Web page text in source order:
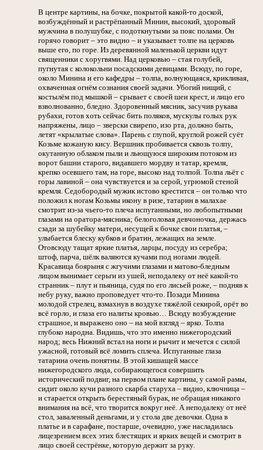
В центре картины, на бочке, покрытой какой-то доской,
возбуждённый и растрёпанный Минин, высокий, здоровый
мужчина в полушубке, с подоткнутыми за пояс полами. Он
горячо говорит – это видно – и указывает толпе на церковь
выше его, по горе. Из деревянной маленькой церкви идут
священники с хоругвями. Над церковью – стая голубей,
пугнутая с колокольни посадскими девицами. Всюду, по горе,
около Минина и его кафедры – толпа, волнующаяся, крикливая,
охваченная огнём сознания своей задачи. Убогий нищий, с
костылём под мышкой – срывает с своей шеи крест, и лицо его
взволнованно, бледно. Здоровенный мясник, засучив рукава
рубахи, готов хоть сейчас бить поляков, мускулы голых рук
напряжены, лицо – зверски свирепо, изо рта, должно быть,
летят «крылатые слова». Парень с глупой, круглой рожей суёт
Козьме кожаную кису. Вершник пробивается сквозь толпу,
окутанную облаком пыли и льющуюся широким потоком из
ворот башни старого, видавшего мордву и татар, кремля,
крепко осевшего там, на горе, высоко над толпой. Толпа льёт с
горы лавиной – она чувствуется и за серой, угрюмой стеной
кремля. Седобородый мужик истово крестится – он только что
положил к ногам Козьмы икону в ризе, татарин в малахае
смотрит из-за чьего-то плеча испуганными, но любопытными
глазами на оратора-мясника; белоголовая девчоночка, держась
сзади за шубейку матери, несущей к бочке свои платья, –
улыбается блеску кубков и братин, лежащих на земле.
Отовсюду тащат яркие платья, ларцы, посуду из серебра;
штоф, парча, шёлк валяются кучами под ногами людей.
Красавица боярыня с жгучими глазами и матово-бледным
лицом вынимает серьги из ушей, неподалеку от неё какой-то
странник – плут и пьяница, судя по его лисьей роже, – подняв к
небу руку, важно проповедует что-то. Позади Минина
молодой стрелец, взмахнув в воздухе тяжёлой секирой, орёт во
всё горло, и глаза его налиты кровью… Всюду возбуждение
страшное, и выражено оно – на мой взгляд – ярко. Толпа
глубоко народна. Видишь, что это именно нижегородский
народ; весь Нижний встал на ноги и рычит и мечется с силой
ужасной, готовый всё ломить сплеча. Испуганные глаза
татарина очень понятны. В этой кишащей массе
нижегородского люда, собирающегося совершить
исторический подвиг, на первом плане картины, у самой рамы,
сидит около кучи разного скарба старуха – видно, ключница –
и старается открыть берестяный бурак, не обращая никакого
внимания на всё, что творится вокруг неё. А неподалеку от неё
стол, заваленный деньгами, и у стола две девочки. Одна в
платье и в сарафане, постарше, очевидно, уже насладилась
лицезрением всех этих блестящих и ярких вещей и смотрит в
лицо своей сестрёнке, которую держит за руку.